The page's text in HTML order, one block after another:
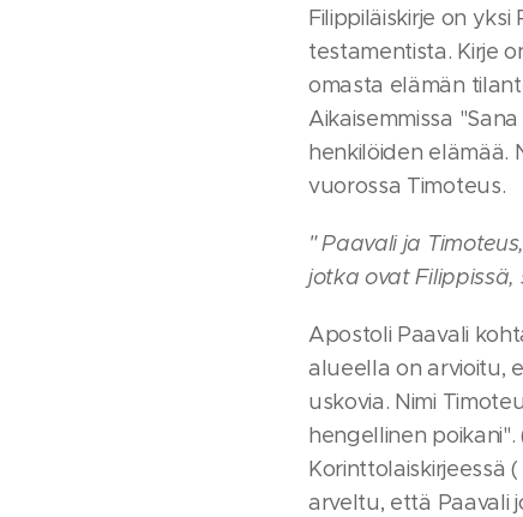
Filippiläiskirje on
testamentista. Kirje
omasta elämän
Aikaisemmissa
henkilöiden elämää.
vuorossa Timoteus.
" Paavali ja
jotka ovat Filippissä,
Apostoli Paavali
alueella on arvioitu,
uskovia. Nimi
hengellinen poikani".
Korinttolaiskirjeessä
arveltu, että Paavali